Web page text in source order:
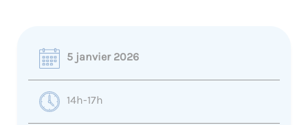
5 janvier 2026
14h-17h